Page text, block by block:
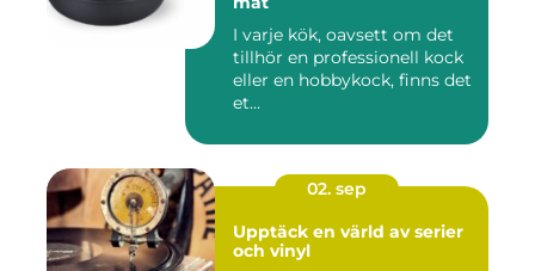
I varje kök, oavsett om det
tillhör en professionell kock
eller en hobbykock, finns det
et...
02. sep
Upptäck en värld av serier
och vinyl